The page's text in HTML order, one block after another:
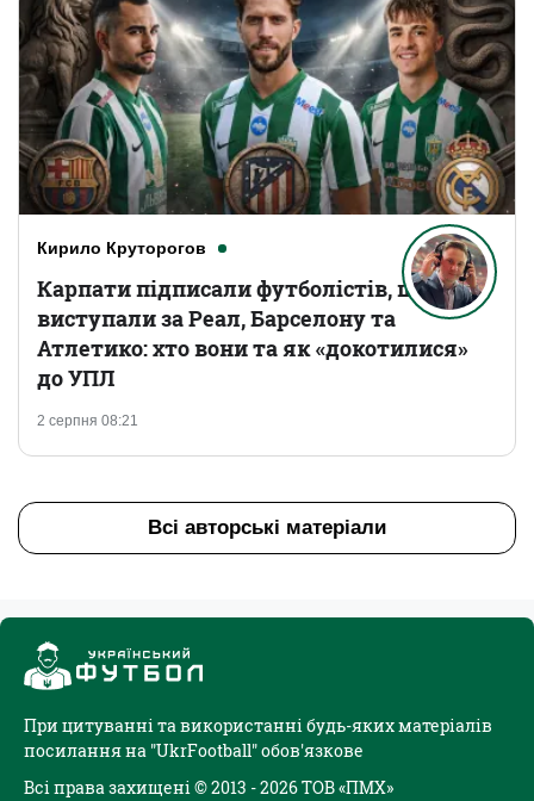
Кирило Круторогов
2 серпня 08:21
Карпати підписали футболістів, що
виступали за Реал, Барселону та
Атлетико: хто вони та як «докотилися»
до УПЛ
Всі авторські матеріали
При цитуванні та використанні будь-яких матеріалів
посилання на "UkrFootball" обов'язкове
Всі права захищені © 2013 - 2026 ТОВ «ПМХ»